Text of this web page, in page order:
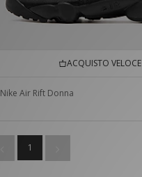
ACQUISTO VELOCE
Nike Air Rift Donna
1